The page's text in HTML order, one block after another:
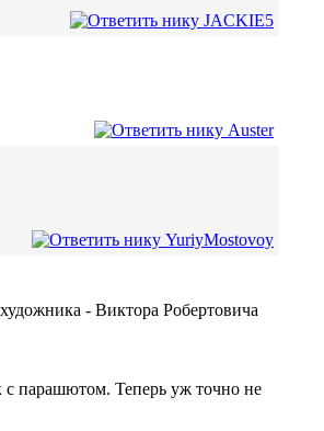
- Виктора Робертовича
парашютом. Теперь уж точно не